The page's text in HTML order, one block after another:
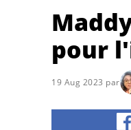
pour
19 Aug 2023 par